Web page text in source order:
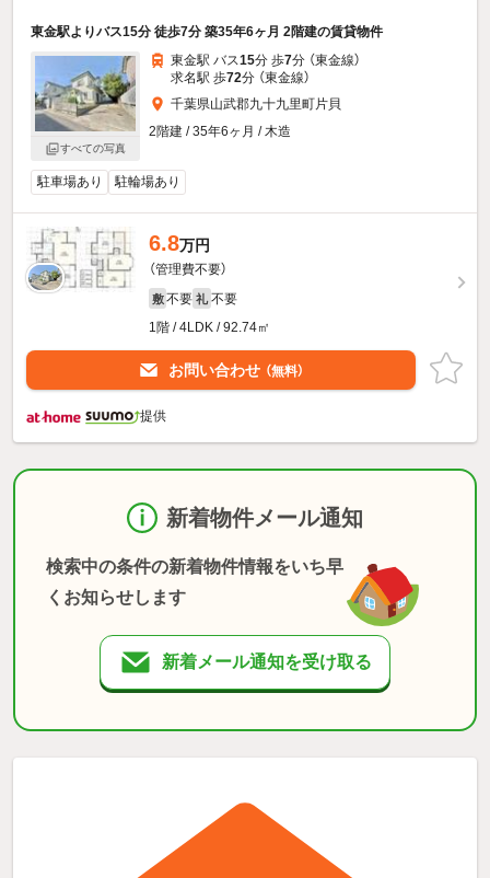
東金駅よりバス15分 徒歩7分 築35年6ヶ月 2階建の賃貸物件
すべての写真
東金駅 バス15分 歩7分 （東金線）
求名駅 歩72分 （東金線）
千葉県山武郡九十九里町片貝
2階建 / 35年6ヶ月 / 木造
駐車場あり 駐輪場あり
6.8万円
（管理費不要）
敷 不要 礼 不要
1階 / 4LDK / 92.74㎡
お問い合わせ （無料）
提供
新着物件メール通知
検索中の条件の新着物件情報をいち早
くお知らせします
新着メール通知を受け取る